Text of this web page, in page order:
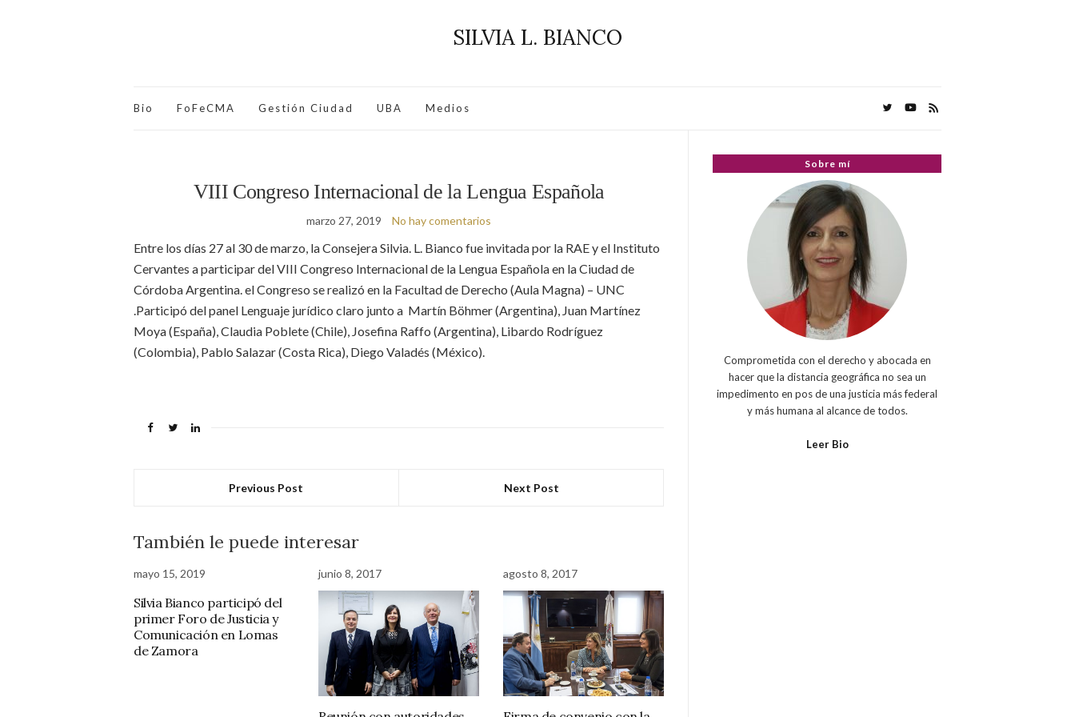
SILVIA L. BIANCO
Bio FoFeCMA Gestión Ciudad UBA Medios
VIII Congreso Internacional de la Lengua Española
marzo 27, 2019 No hay comentarios
Entre los días 27 al 30 de marzo, la Consejera Silvia. L. Bianco fue invitada por la RAE y el Instituto
Cervantes a participar del VIII Congreso Internacional de la Lengua Española en la Ciudad de
Córdoba Argentina. el Congreso se realizó en la Facultad de Derecho (Aula Magna) – UNC
.Participó del panel Lenguaje jurídico claro junto a Martín Böhmer (Argentina), Juan Martínez
Moya (España),Claudia Poblete (Chile), Josefina Raffo (Argentina), Libardo Rodríguez
(Colombia), Pablo Salazar (Costa Rica), Diego Valadés (México).
Previous Post Next Post
También le puede interesar
mayo 15, 2019
Silvia Bianco participó del
primer Foro de Justicia y
Comunicación en Lomas
de Zamora
junio 8, 2017 agosto 8, 2017
Sobre mí
Comprometida con el derecho y abocada en
hacer que la distancia geográfica no sea un
impedimento en pos de una justicia más federal
y más humana al alcance de todos.
Leer Bio